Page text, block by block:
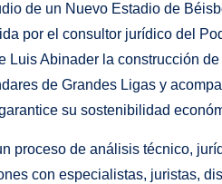
de un Nuevo Estadio de
por el consultor jurídico del
Luis Abinader la construcción
de Grandes Ligas y
su sostenibilidad
proceso de análisis técnico,
con especialistas, juristas,